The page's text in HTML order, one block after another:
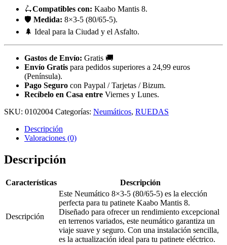
🛴Compatibles con: Kaabo Mantis 8.
🛡️ Medida: 8×3-5 (80/65-5).
🌲 Ideal para la Ciudad y el Asfalto.
Gastos de Envío: Gratis 🚚
Envío Gratis para pedidos superiores a 24,99 euros
(Península).
Pago Seguro con Paypal / Tarjetas / Bizum.
Recíbelo en Casa entre Viernes y Lunes.
SKU: 0102004 Categorías: Neumáticos, RUEDAS
Descripción
Valoraciones (0)
Descripción
Características Descripción
Descripción
Este Neumático 8×3-5 (80/65-5) es la elección
perfecta para tu patinete Kaabo Mantis 8.
Diseñado para ofrecer un rendimiento excepcional
en terrenos variados, este neumático garantiza un
viaje suave y seguro. Con una instalación sencilla,
es la actualización ideal para tu patinete eléctrico.